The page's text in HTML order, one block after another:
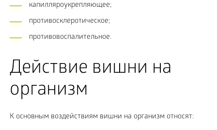
капилляроукрепляющее;
противосклеротическое;
противовоспалительное.
Действие вишни на
организм
К основным воздействиям вишни на организм относят: